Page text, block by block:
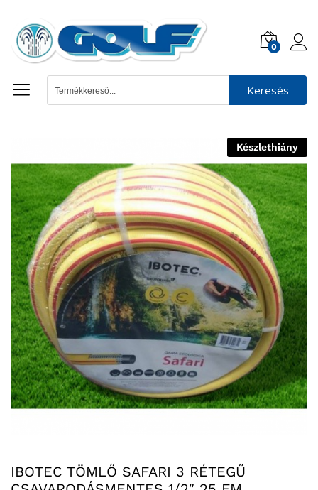
0
Keresés
Készlethiány
IBOTEC TÖMLŐ SAFARI 3 RÉTEGŰ